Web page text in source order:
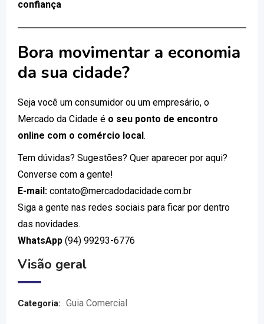
confiança
Bora movimentar a economia
da sua cidade?
Seja você um consumidor ou um empresário, o
Mercado da Cidade é o seu ponto de encontro
online com o comércio local.
Tem dúvidas? Sugestões? Quer aparecer por aqui?
Converse com a gente!
E-mail: contato@mercadodacidade.com.br
Siga a gente nas redes sociais para ficar por dentro
das novidades.
WhatsApp (94) 99293-6776
Visão geral
Categoria: Guia Comercial